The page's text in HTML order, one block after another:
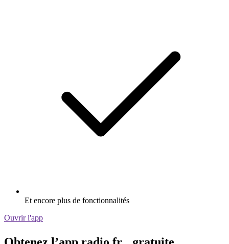
Et encore plus de fonctionnalités
Ouvrir l'app